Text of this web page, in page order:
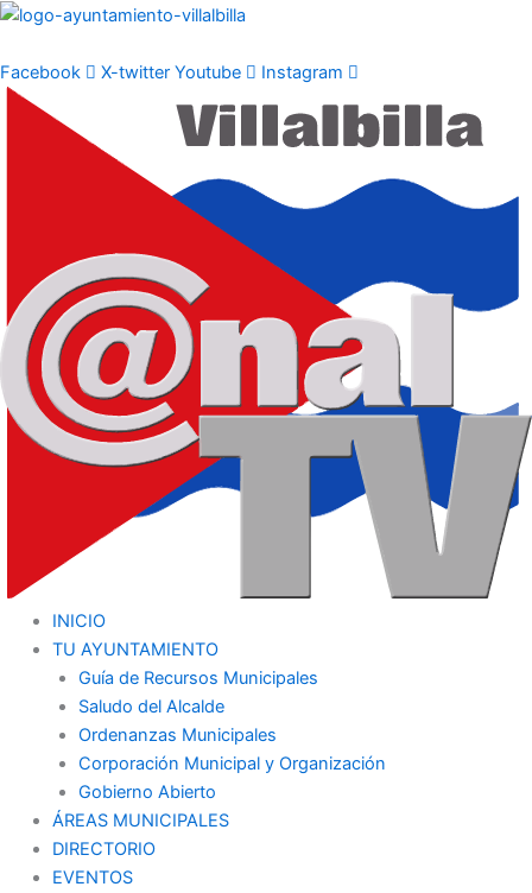
Ir
contenido
Facebook X-twitter Youtube Instagram
INICIO
TU AYUNTAMIENTO
Guía de Recursos Municipales
Saludo del Alcalde
Ordenanzas Municipales
Corporación Municipal y Organización
Gobierno Abierto
ÁREAS MUNICIPALES
DIRECTORIO
EVENTOS